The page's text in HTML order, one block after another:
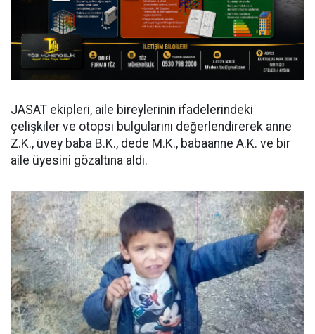
JASAT ekipleri, aile bireylerinin ifadelerindeki
çelişkiler ve otopsi bulgularını değerlendirerek anne
Z.K., üvey baba B.K., dede M.K., babaanne A.K. ve bir
aile üyesini gözaltına aldı.